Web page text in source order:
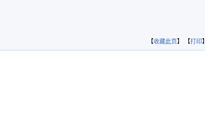
【收藏此页】 【打印】